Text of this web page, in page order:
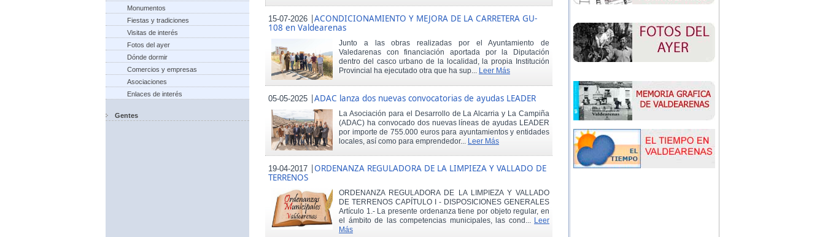
Monumentos
Fiestas y tradiciones
Visitas de interés
Fotos del ayer
Dónde dormir
Comercios y empresas
Asociaciones
Enlaces de interés
Gentes
15-07-2026 |ACONDICIONAMIENTO Y MEJORA DE LA CARRETERA GU-
108 en Valdearenas
Junto a las obras realizadas por el Ayuntamiento de
Valedarenas con financiación aportada por la Diputación
dentro del casco urbano de la localidad, la propia Institución
Provincial ha ejecutado otra que ha sup... Leer Más
05-05-2025 |ADAC lanza dos nuevas convocatorias de ayudas LEADER
La Asociación para el Desarrollo de La Alcarria y La Campiña
(ADAC) ha convocado dos nuevas líneas de ayudas LEADER
por importe de 755.000 euros para ayuntamientos y entidades
locales, así como para emprendedor... Leer Más
19-04-2017 |ORDENANZA REGULADORA DE LA LIMPIEZA Y VALLADO DE
TERRENOS
ORDENANZA REGULADORA DE LA LIMPIEZA Y VALLADO
DE TERRENOS CAPÍTULO I - DISPOSICIONES GENERALES
Artículo 1.- La presente ordenanza tiene por objeto regular, en
el ámbito de las competencias municipales, las cond... Leer
Más